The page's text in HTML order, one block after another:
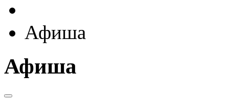
Афиша
Афиша